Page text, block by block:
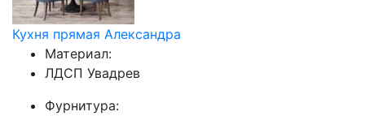
Кухня прямая Александра
Материал:
ЛДСП Увадрев
Фурнитура: